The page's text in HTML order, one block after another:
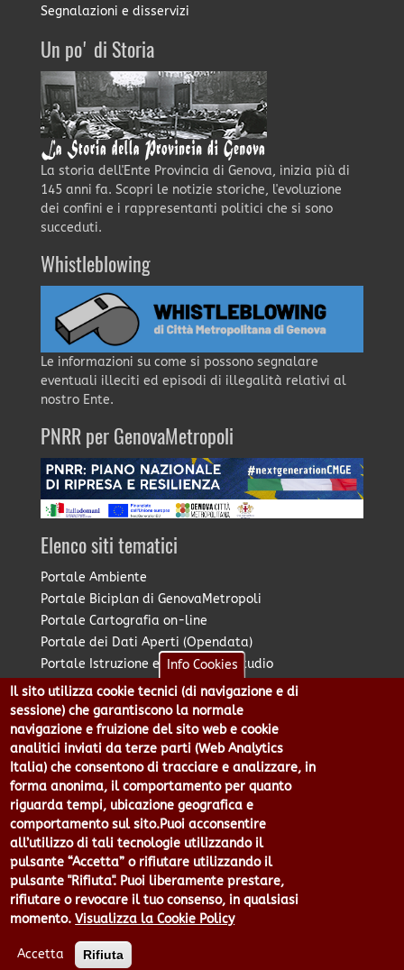
Segnalazioni e disservizi
Un po' di Storia
La storia dell'Ente Provincia di Genova, inizia più di
145 anni fa. Scopri le notizie storiche, l'evoluzione
dei confini e i rappresentanti politici che si sono
succeduti.
Whistleblowing
Le informazioni su come si possono segnalare
eventuali illeciti ed episodi di illegalità relativi al
nostro Ente.
PNRR per GenovaMetropoli
Elenco siti tematici
Portale Ambiente
Portale Biciplan di GenovaMetropoli
Portale Cartografia on-line
Portale dei Dati Aperti (Opendata)
Portale Istruzione e Diritto allo Studio
Portale Marketing Territoriale
Portale Piano Strategico Metropolitano
Portale PUMS di GenovaMetropoli
Portale Stazione Unica Appaltante
Pratico: procedimenti e istanze online
Città Metropolitana di Genova - Piazzale Mazzini 2 -16122 -
Genova | CF:80007350103 - P.Iva: 00949170104 | Codice IPA: cmge
Centralino 010 54991 Fax 010 5499244 URP 010 5499456
Num.Verde 800 509420 | P.E.C.:
pec@cert.cittametropolitana.genova.it
Privacy|Tecnologie e Accessibilità|Note Legali
sito Web
Info Cookies
Il sito utilizza cookie tecnici (di navigazione e di
sessione) che garantiscono la normale
navigazione e fruizione del sito web e cookie
analitici inviati da terze parti (Web Analytics
Italia) che consentono di tracciare e analizzare, in
forma anonima, il comportamento per quanto
riguarda tempi, ubicazione geografica e
comportamento sul sito.Puoi acconsentire
all’utilizzo di tali tecnologie utilizzando il
pulsante “Accetta” o rifiutare utilizzando il
pulsante "Rifiuta". Puoi liberamente prestare,
rifiutare o revocare il tuo consenso, in qualsiasi
momento. Visualizza la Cookie Policy
Accetta Rifiuta